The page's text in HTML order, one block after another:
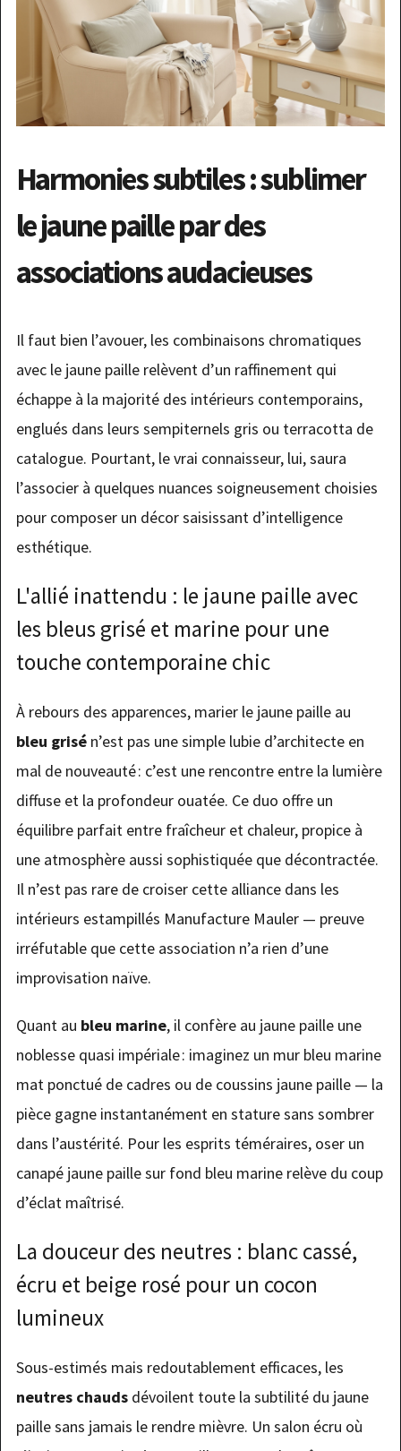
Harmonies subtiles : sublimer
le jaune paille par des
associations audacieuses
Il faut bien l’avouer, les combinaisons chromatiques
avec le jaune paille relèvent d’un raffinement qui
échappe à la majorité des intérieurs contemporains,
englués dans leurs sempiternels gris ou terracotta de
catalogue. Pourtant, le vrai connaisseur, lui, saura
l’associer à quelques nuances soigneusement choisies
pour composer un décor saisissant d’intelligence
esthétique.
L'allié inattendu : le jaune paille avec
les bleus grisé et marine pour une
touche contemporaine chic
À rebours des apparences, marier le jaune paille au
bleu grisén’est pas une simple lubie d’architecte en
mal de nouveauté : c’est une rencontre entre la lumière
diffuse et la profondeur ouatée. Ce duo offre un
équilibre parfait entre fraîcheur et chaleur, propice à
une atmosphère aussi sophistiquée que décontractée.
Il n’est pas rare de croiser cette alliance dans les
intérieurs estampillés Manufacture Mauler — preuve
irréfutable que cette association n’a rien d’une
improvisation naïve.
Quant au bleu marine, il confère au jaune paille une
noblesse quasi impériale : imaginez un mur bleu marine
mat ponctué de cadres ou de coussins jaune paille — la
pièce gagne instantanément en stature sans sombrer
dans l’austérité. Pour les esprits téméraires, oser un
canapé jaune paille sur fond bleu marine relève du coup
d’éclat maîtrisé.
La douceur des neutres : blanc cassé,
écru et beige rosé pour un cocon
lumineux
Sous-estimés mais redoutablement efficaces, les
neutres chaudsdévoilent toute la subtilité du jaune
paille sans jamais le rendre mièvre. Un salon écru où